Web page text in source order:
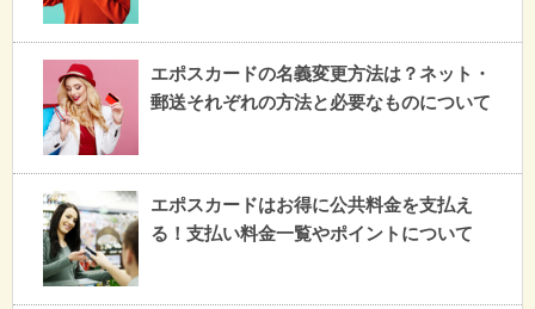
エポスカードの名義変更方法は？ネット・
郵送それぞれの方法と必要なものについて
エポスカードはお得に公共料金を支払え
る！支払い料金一覧やポイントについて